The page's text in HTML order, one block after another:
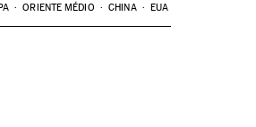
ORIENTE MÉDIO CHINA EUA